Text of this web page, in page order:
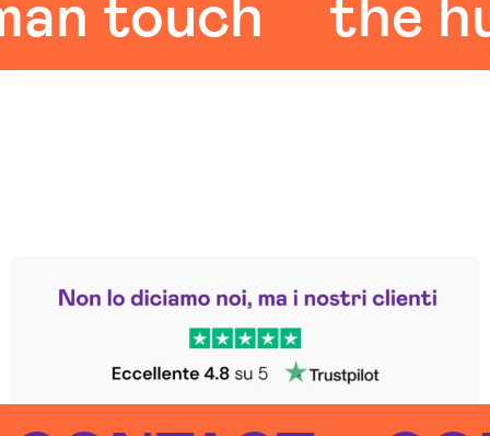
the
Trustpilot